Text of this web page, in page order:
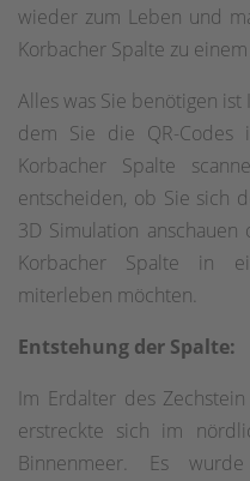
wieder zum Leben und
Korbacher Spalte zu
Alles was Sie benötigen
dem Sie die QR-Codes
Korbacher Spalte
entscheiden, ob Sie sich
3D Simulation
Korbacher Spalte in
miterleben möchten.
Entstehung der Spalte:
Im Erdalter des
erstreckte sich im
Binnenmeer. Es